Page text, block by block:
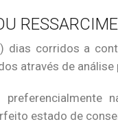
dias corridos a
através de análise
estado de